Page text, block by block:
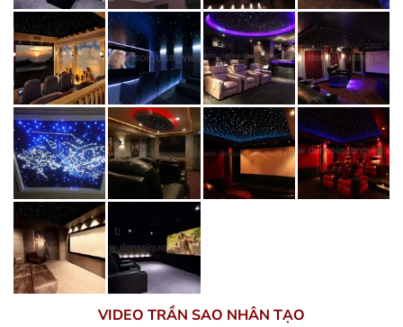
VIDEO TRẦN SAO NHÂN TẠO